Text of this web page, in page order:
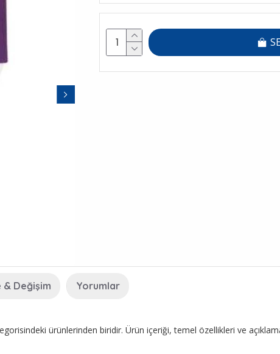
& Değişim Yorumlar
ürünlerinden biridir. Ürün içeriği, temel özellikleri ve